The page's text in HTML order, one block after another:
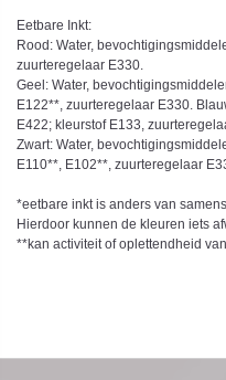
Eetbare Inkt:
Rood: Water,
zuurteregelaar E330.
Geel: Water,
E122**, zuurteregelaar E330.
E422; kleurstof E133,
Zwart: Water,
E110**, E102**, zuurteregelaar
*eetbare inkt is anders van
Hierdoor kunnen de kleuren iets
**kan activiteit of oplettendheid